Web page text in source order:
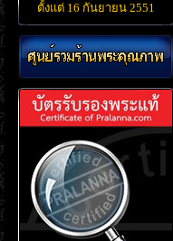
ตั้งแต่ 16 กันยายน 2551